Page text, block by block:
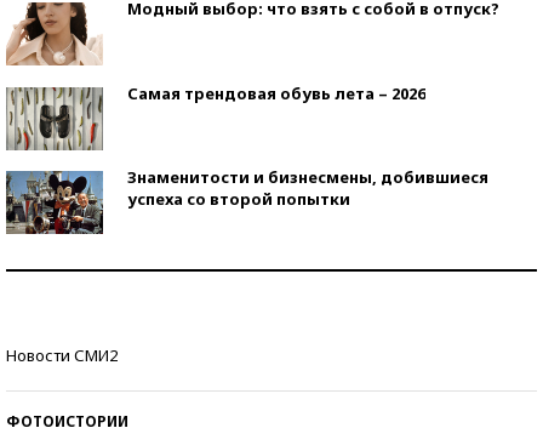
Модный выбор: что взять с собой в отпуск?
Самая трендовая обувь лета – 2026
Знаменитости и бизнесмены, добившиеся
успеха со второй попытки
Новости СМИ2
ФОТОИСТОРИИ